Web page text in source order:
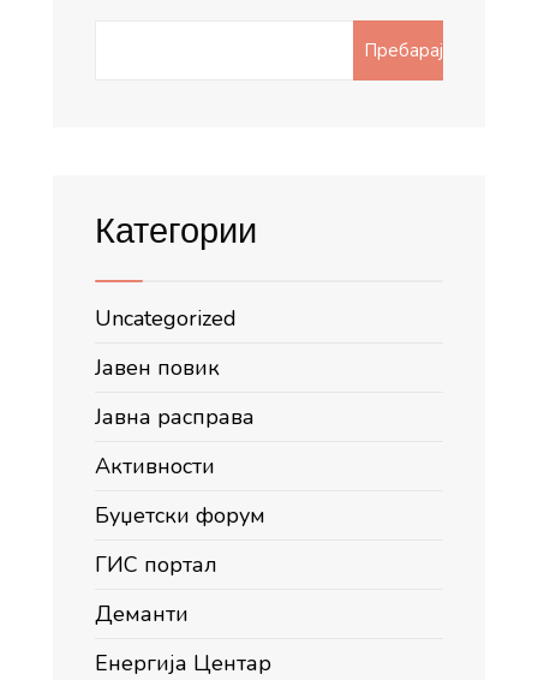
срамно
Пребарај
Категории
Uncategorized
Јавен повик
Јавна расправа
Активности
Буџетски форум
ГИС портал
Деманти
Енергија Центар